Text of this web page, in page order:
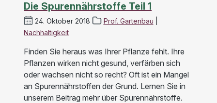
Die Spurennährstoffe Teil 1
24. Oktober 2018 Prof. Gartenbau
Nachhaltigkeit
Finden Sie heraus was Ihrer Pflanze fehlt. Ihre
Pflanzen wirken nicht gesund, verfärben sich
oder wachsen nicht so recht? Oft ist ein Mangel
an Spurennährstoffen der Grund. Lernen Sie in
unserem Beitrag mehr über Spurennährstoffe.